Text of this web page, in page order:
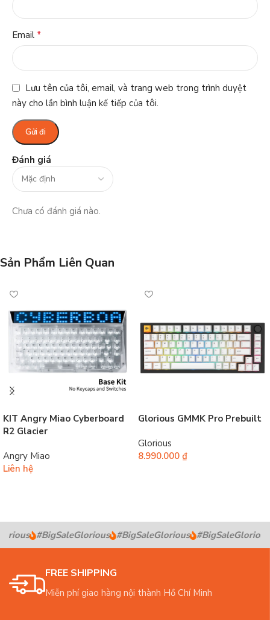
Đánh giá
Chưa có đánh giá nào.
Email *
Lưu tên của tôi, email, và trang web trong trình duyệt
này cho lần bình luận kế tiếp của tôi.
Sản Phẩm Liên Quan
KIT Angry Miao Cyberboard
R2 Glacier
Angry Miao
Liên hệ
Glorious GMMK Pro Prebuilt
Glorious
8.990.000 ₫
#BigSaleGlorious #BigSaleGlorious #BigSaleGlorious
FREE SHIPPING
Miễn phí giao hàng nội thành Hồ Chí Minh